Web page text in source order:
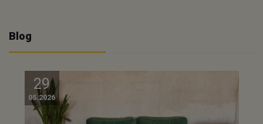
Blog
29
05.2026